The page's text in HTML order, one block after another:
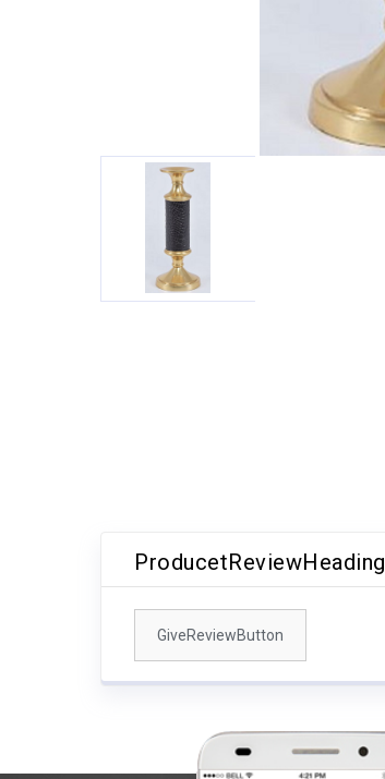
ProducetReviewHeading
GiveReviewButton